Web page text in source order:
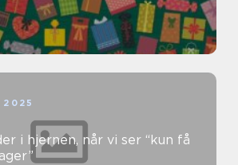
i hjernen, når vi ser “kun få